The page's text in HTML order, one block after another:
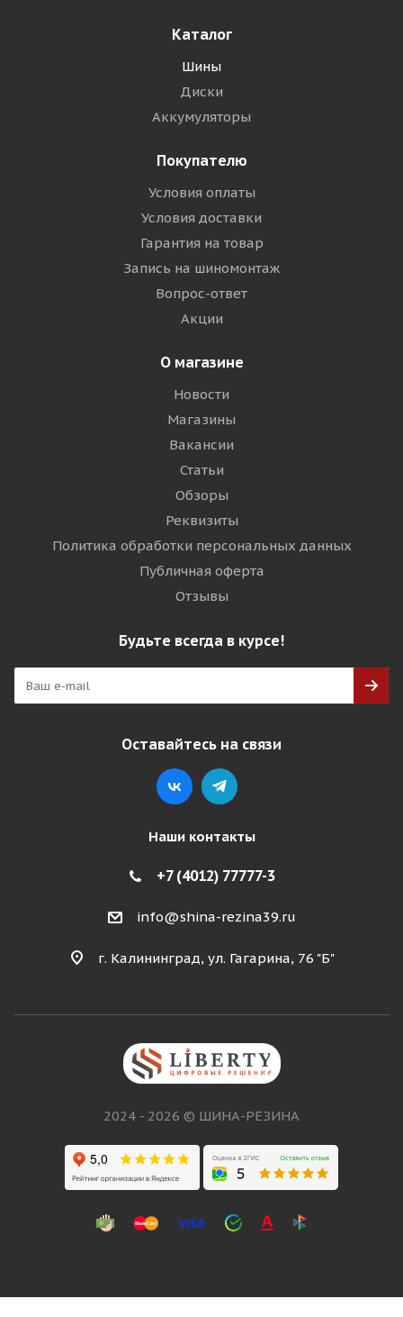
Каталог
Шины
Диски
Аккумуляторы
Покупателю
Условия оплаты
Условия доставки
Гарантия на товар
Запись на шиномонтаж
Вопрос-ответ
Акции
О магазине
Новости
Магазины
Вакансии
Статьи
Обзоры
Реквизиты
Политика обработки персональных данных
Публичная оферта
Отзывы
Будьте всегда в курсе!
Оставайтесь на связи
Наши контакты
+7 (4012) 77777-3
info@shina-rezina39.ru
г. Калининград, ул. Гагарина, 76 "Б"
2024 - 2026 © ШИНА-РЕЗИНА